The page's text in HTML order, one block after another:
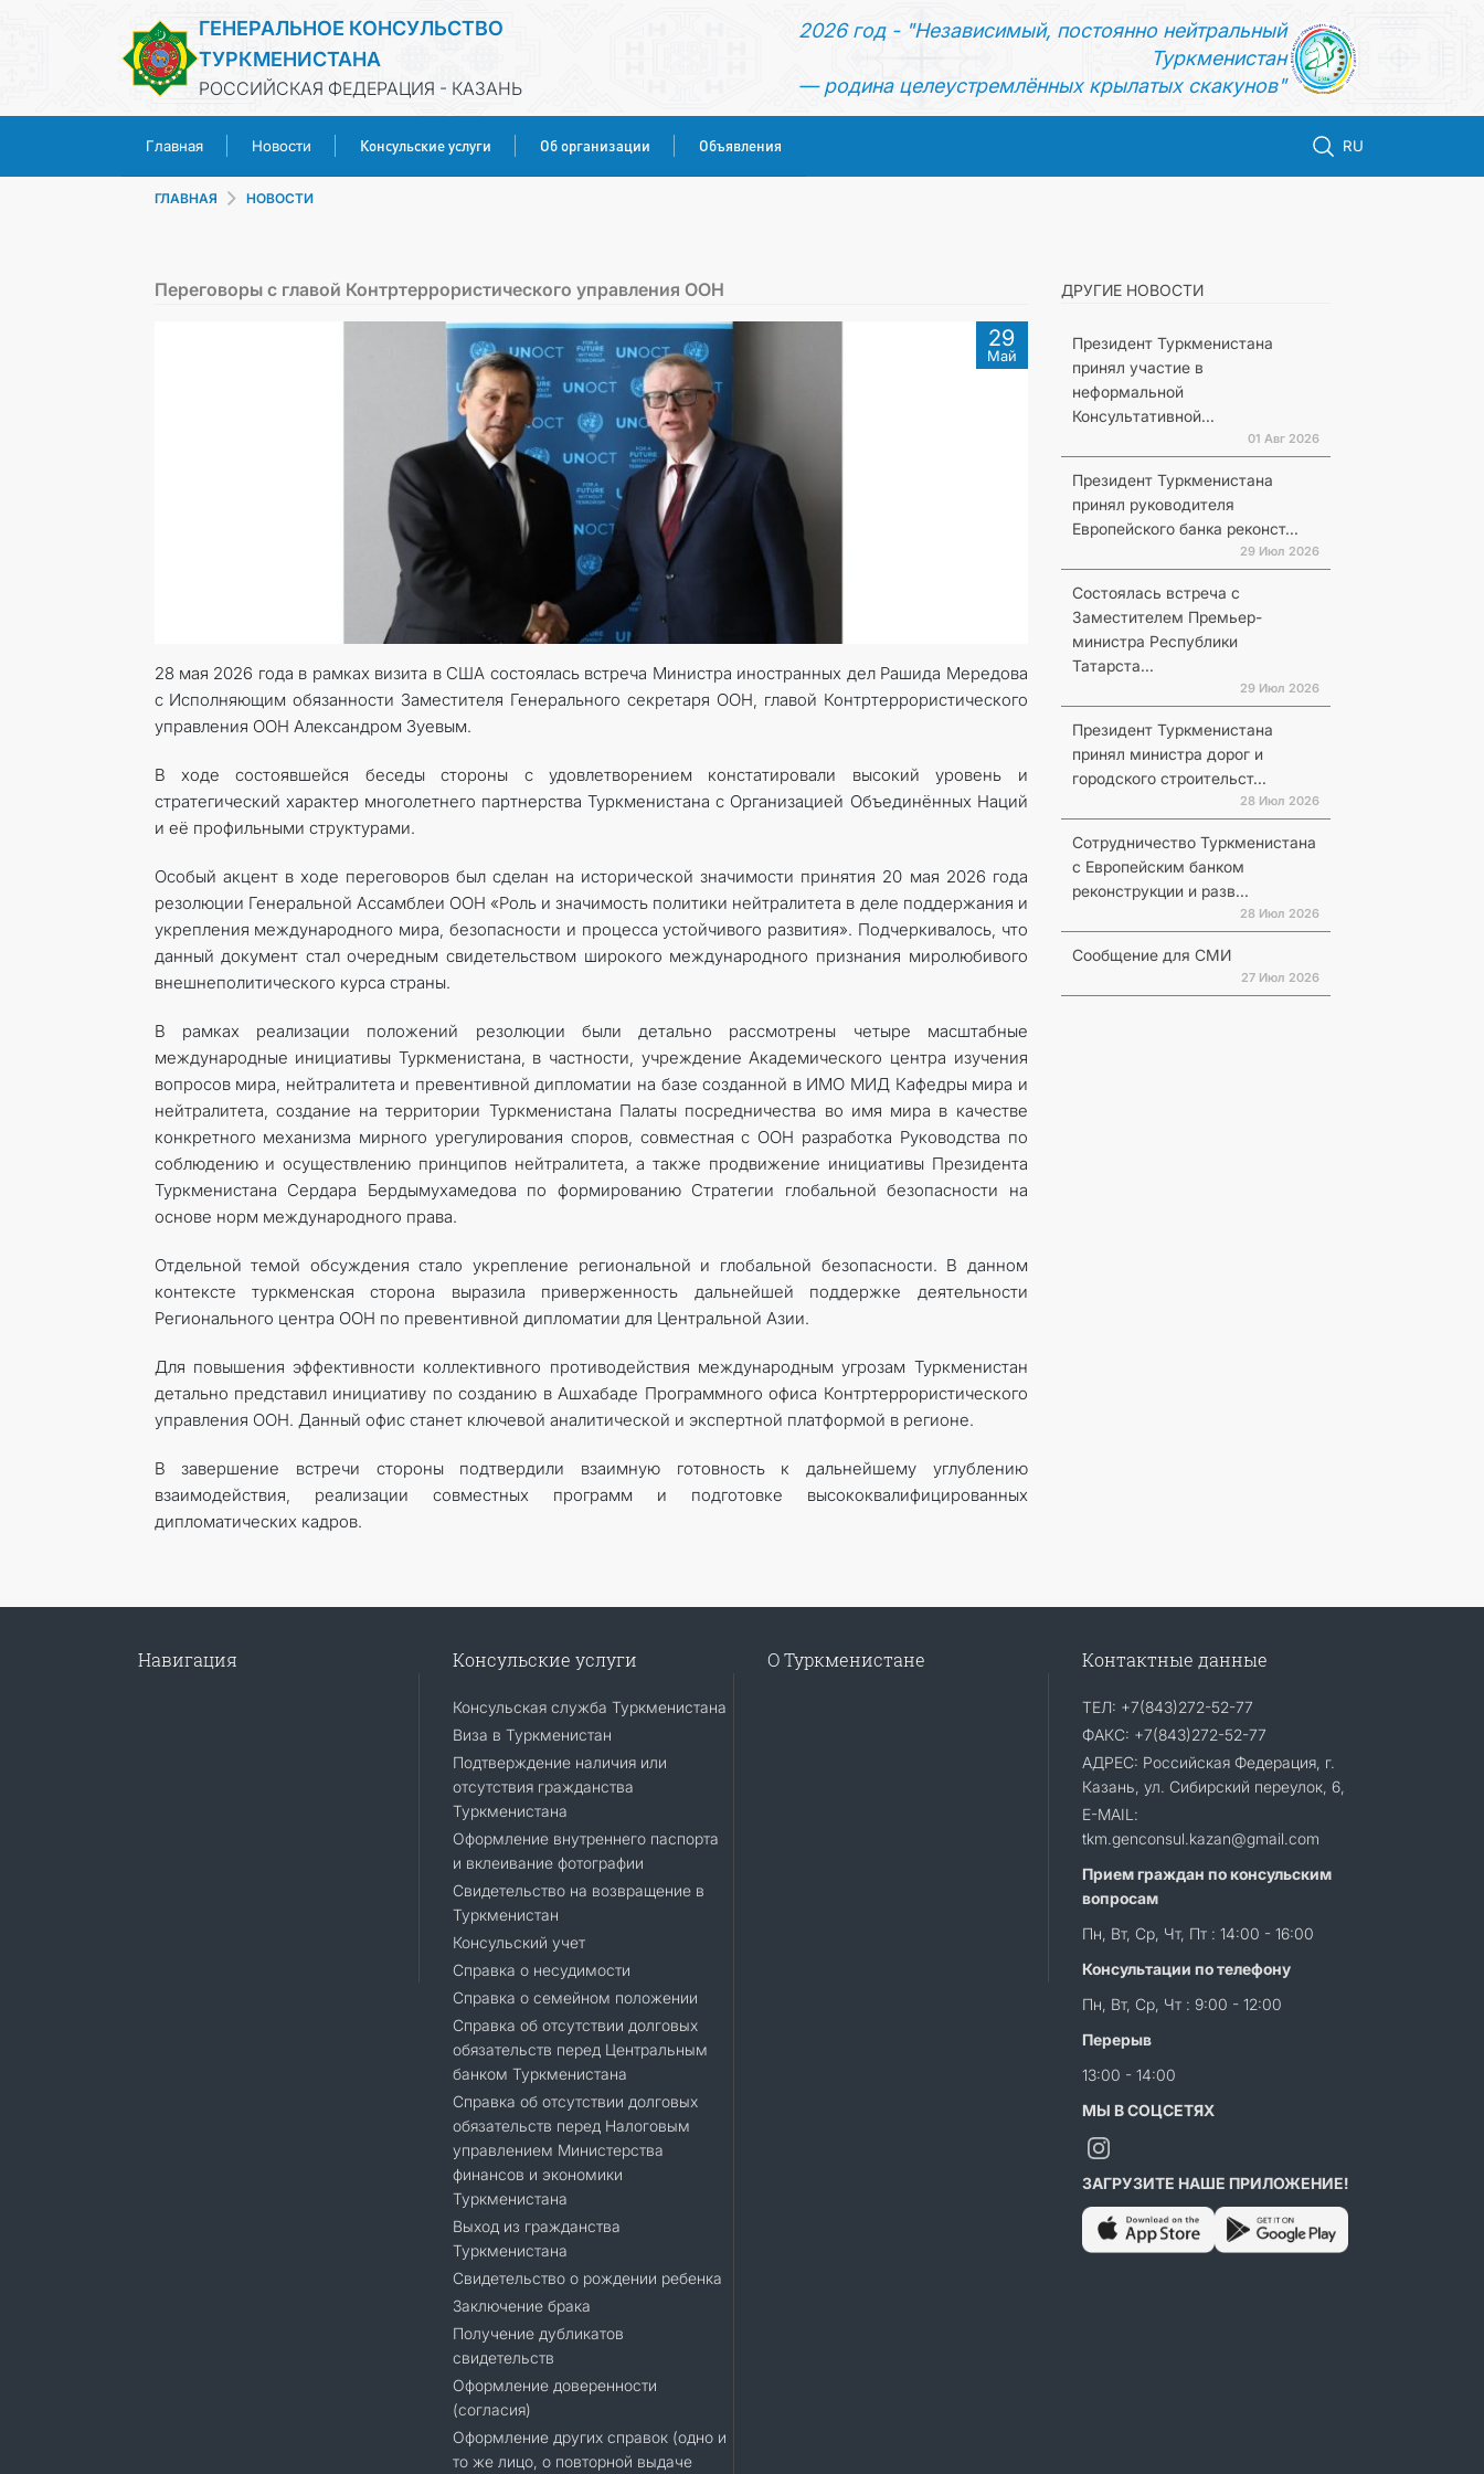
ГЕНЕРАЛЬНОЕ КОНСУЛЬСТВО
ТУРКМЕНИСТАНА
РОССИЙСКАЯ ФЕДЕРАЦИЯ - КАЗАНЬ
2026 год - "Независимый, постоянно нейтральный
Туркменистан
— родина целеустремлённых крылатых скакунов"
Главная Новости Консульские услуги Об организации Объявления RU
КОНСУЛЬСКИЕ УСЛУГИ
ОБ ОРГАНИЗАЦИИ
ОБЪЯВЛЕНИЯ
ГЛАВНАЯ НОВОСТИ
Переговоры с главой Контртеррористического управления ООН
29
Май
28 мая 2026 года в рамках визита в США состоялась встреча Министра иностранных дел Рашида Мередова
с Исполняющим обязанности Заместителя Генерального секретаря ООН, главой Контртеррористического
управления ООН Александром Зуевым.
В ходе состоявшейся беседы стороны с удовлетворением констатировали высокий уровень и
стратегический характер многолетнего партнерства Туркменистана с Организацией Объединённых Наций
и её профильными структурами.
Особый акцент в ходе переговоров был сделан на исторической значимости принятия 20 мая 2026 года
резолюции Генеральной Ассамблеи ООН «Роль и значимость политики нейтралитета в деле поддержания и
укрепления международного мира, безопасности и процесса устойчивого развития». Подчеркивалось, что
данный документ стал очередным свидетельством широкого международного признания миролюбивого
внешнеполитического курса страны.
В рамках реализации положений резолюции были детально рассмотрены четыре масштабные
международные инициативы Туркменистана, в частности, учреждение Академического центра изучения
вопросов мира, нейтралитета и превентивной дипломатии на базе созданной в ИМО МИД Кафедры мира и
нейтралитета, создание на территории Туркменистана Палаты посредничества во имя мира в качестве
конкретного механизма мирного урегулирования споров, совместная с ООН разработка Руководства по
соблюдению и осуществлению принципов нейтралитета, а также продвижение инициативы Президента
Туркменистана Сердара Бердымухамедова по формированию Стратегии глобальной безопасности на
основе норм международного права.
Отдельной темой обсуждения стало укрепление региональной и глобальной безопасности. В данном
контексте туркменская сторона выразила приверженность дальнейшей поддержке деятельности
Регионального центра ООН по превентивной дипломатии для Центральной Азии.
Для повышения эффективности коллективного противодействия международным угрозам Туркменистан
детально представил инициативу по созданию в Ашхабаде Программного офиса Контртеррористического
управления ООН. Данный офис станет ключевой аналитической и экспертной платформой в регионе.
В завершение встречи стороны подтвердили взаимную готовность к дальнейшему углублению
взаимодействия, реализации совместных программ и подготовке высококвалифицированных
дипломатических кадров.
ДРУГИЕ НОВОСТИ
Президент Туркменистана
принял участие в
неформальной
Консультативной...
01 Авг 2026
Президент Туркменистана
принял руководителя
Европейского банка реконст...
29 Июл 2026
Состоялась встреча с
Заместителем Премьер-
министра Республики
Татарста...
29 Июл 2026
Президент Туркменистана
принял министра дорог и
городского строительст...
28 Июл 2026
Сотрудничество Туркменистана
с Европейским банком
реконструкции и разв...
28 Июл 2026
Сообщение для СМИ
27 Июл 2026
Навигация Консульские услуги
Консульская служба Туркменистана
Виза в Туркменистан
Подтверждение наличия или
отсутствия гражданства
Туркменистана
Оформление внутреннего паспорта
и вклеивание фотографии
Свидетельство на возвращение в
Туркменистан
Консульский учет
Справка о несудимости
Справка о семейном положении
Cправка об отсутствии долговых
обязательств перед Центральным
банком Туркменистана
Справка об отсутствии долговых
обязательств перед Налоговым
управлением Министерства
финансов и экономики
Туркменистана
Выход из гражданства
Туркменистана
Свидетельство о рождении ребенка
Заключение брака
Получение дубликатов
свидетельств
Оформление доверенности
(согласия)
Оформление других справок (одно и
то же лицо, о повторной выдаче
О Туркменистане Контактные данные
ТЕЛ: +7(843)272-52-77
ФАКС: +7(843)272-52-77
АДРЕС: Российская Федерация, г.
Казань, ул. Сибирский переулок, 6,
E-MAIL:
tkm.genconsul.kazan@gmail.com
Прием граждан по консульским
вопросам
Пн, Вт, Ср, Чт, Пт : 14:00 - 16:00
Консультации по телефону
Пн, Вт, Ср, Чт : 9:00 - 12:00
Перерыв
13:00 - 14:00
МЫ В СОЦСЕТЯХ
ЗАГРУЗИТЕ НАШЕ ПРИЛОЖЕНИЕ!